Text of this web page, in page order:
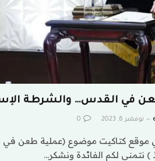
في القدس… والشرطة
نوفمبر 6, 2023 0
موقع كتاكيت موضوع (عملية طعن في
) نتمنى لكم الفائدة ونشكر…